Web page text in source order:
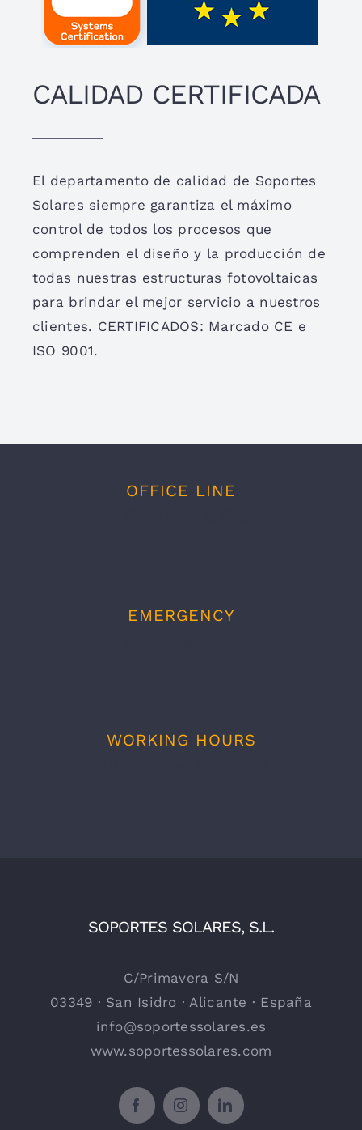
CALIDAD CERTIFICADA
El departamento de calidad de Soportes
Solares siempre garantiza el máximo
control de todos los procesos que
comprenden el diseño y la producción de
todas nuestras estructuras fotovoltaicas
para brindar el mejor servicio a nuestros
clientes. CERTIFICADOS: Marcado CE e
ISO 9001.
OFFICE LINE
EMERGENCY
WORKING HOURS
SOPORTES SOLARES, S.L.
C/Primavera S/N
03349 · San Isidro · Alicante · España
info@soportessolares.es
www.soportessolares.com